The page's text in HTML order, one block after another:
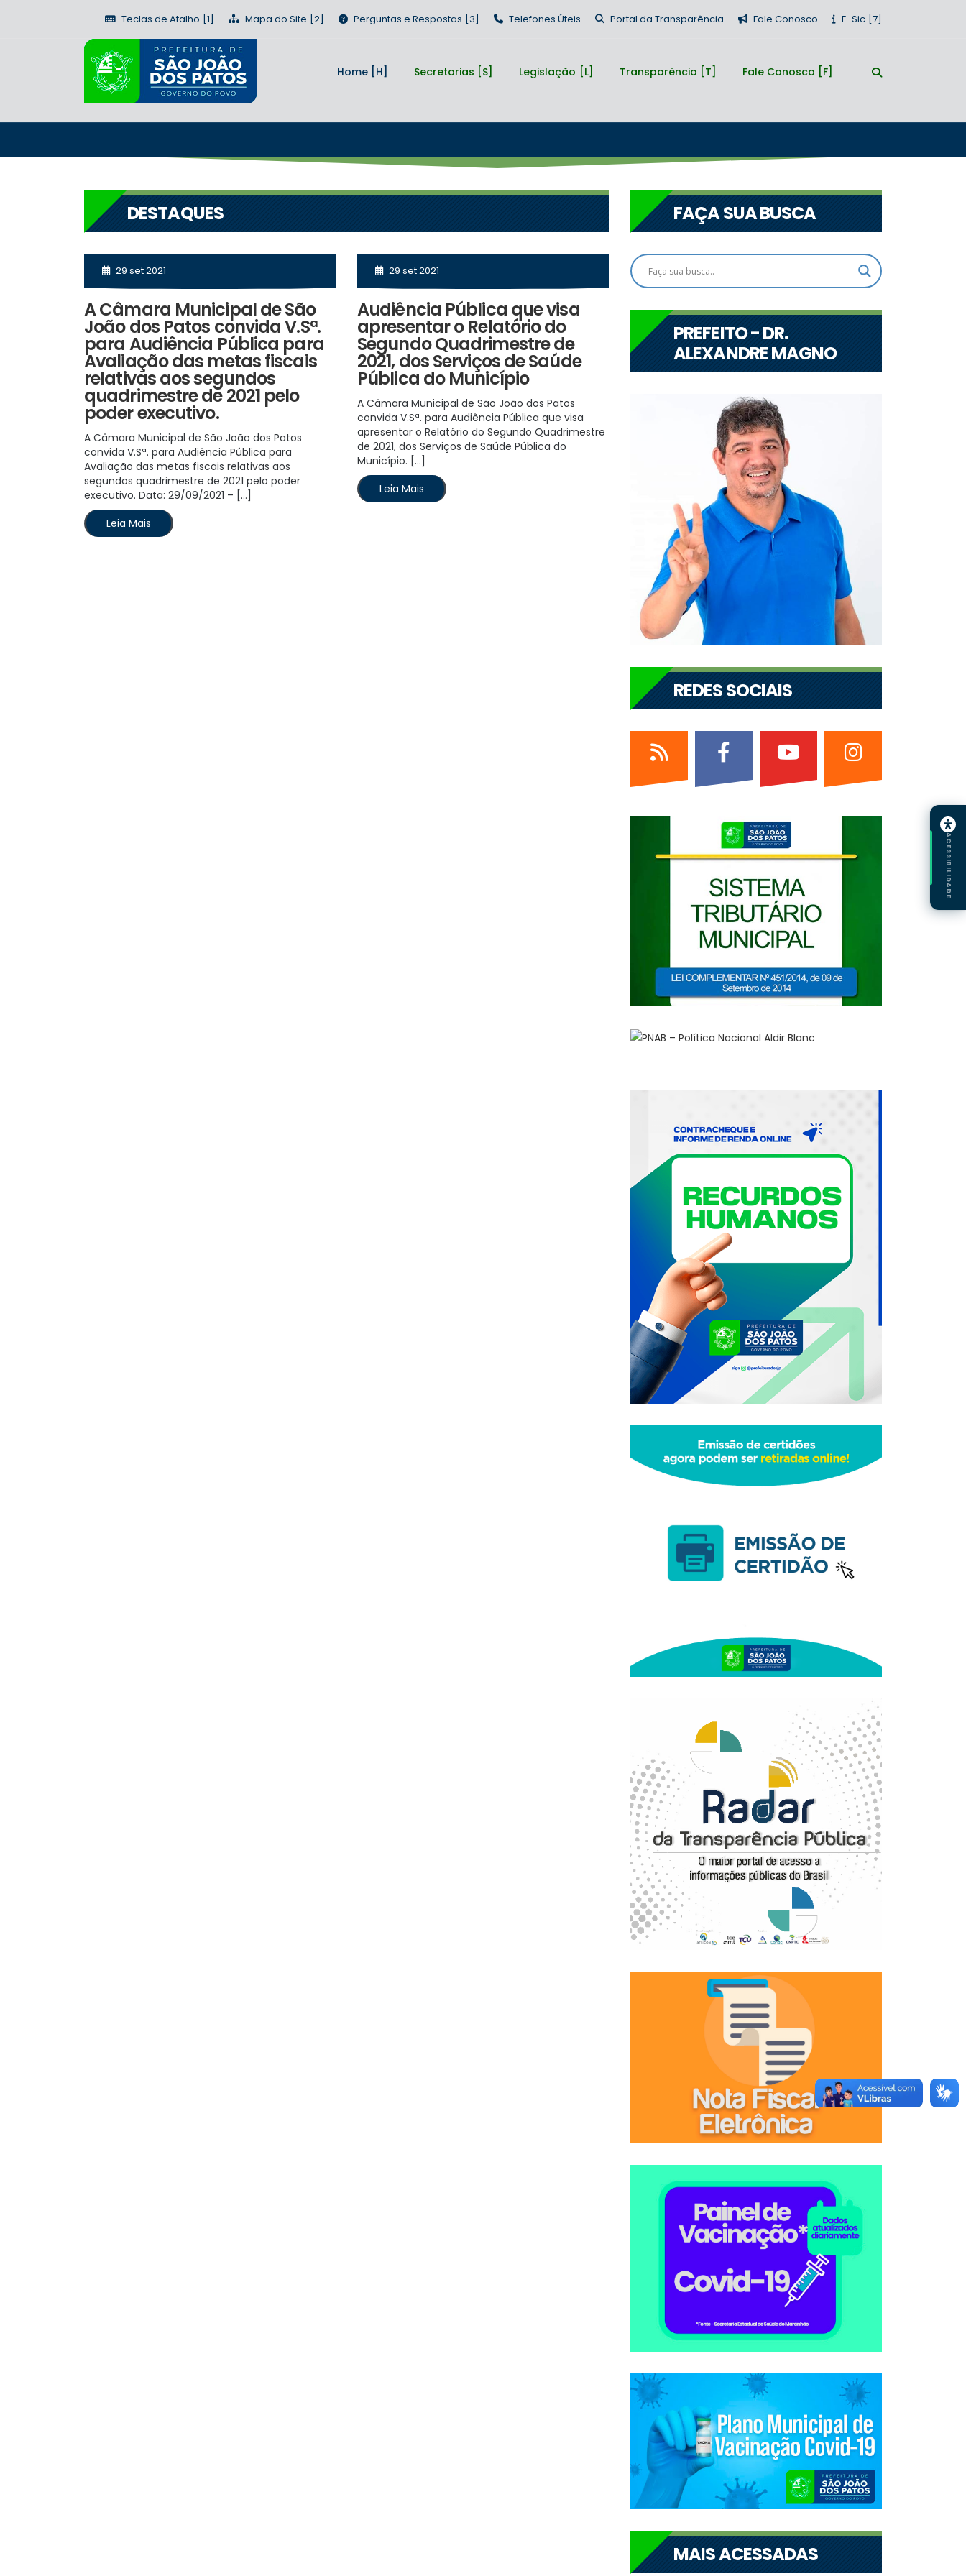
Teclas de Atalho Mapa do Site Perguntas e Respostas Telefones Úteis Portal da Transparência Fale Conosco E-Sic
Home Secretarias Legislação Transparência Fale Conosco
DESTAQUES
29 set 2021
A Câmara Municipal de São
João dos Patos convida V.Sª.
para Audiência Pública para
Avaliação das metas fiscais
relativas aos segundos
quadrimestre de 2021 pelo
poder executivo.
A Câmara Municipal de São João dos Patos
convida V.Sª. para Audiência Pública para
Avaliação das metas fiscais relativas aos
segundos quadrimestre de 2021 pelo poder
executivo. Data: 29/09/2021 – […]
Leia Mais
29 set 2021
Audiência Pública que visa
apresentar o Relatório do
Segundo Quadrimestre de
2021, dos Serviços de Saúde
Pública do Município
A Câmara Municipal de São João dos Patos
convida V.Sª. para Audiência Pública que visa
apresentar o Relatório do Segundo Quadrimestre
de 2021, dos Serviços de Saúde Pública do
Município. […]
Leia Mais
FAÇA SUA BUSCA
PREFEITO - DR.
ALEXANDRE MAGNO
REDES SOCIAIS
MAIS ACESSADAS
ACESSIBILIDADE